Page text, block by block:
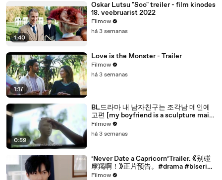
1:40
Oskar Lutsu "Soo" treiler - film kinodes
18. veebruarist 2022
Filmow
há 3 semanas
1:17
Love is the Monster - Trailer
Filmow
há 3 semanas
0:59
BL드라마 내 남자친구는 조각남 메인예
고편 [my boyfriend is a sculpture main
trailer]
Filmow
há 3 semanas
‘Never Date a Capricorn’Trailer. 《别碰
摩羯啊！》正片预告。#drama #blseries
#bl
Filmow